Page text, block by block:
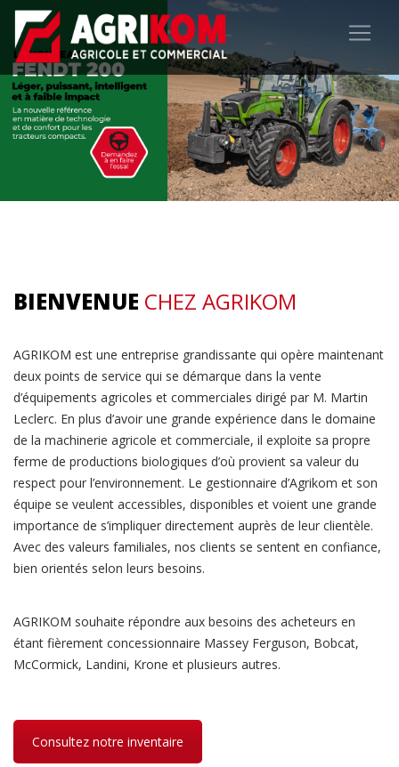
BIENVENUE CHEZ AGRIKOM
AGRIKOM est une entreprise grandissante qui opère maintenant
deux points de service qui se démarque dans la vente
d’équipements agricoles et commerciales dirigé par M. Martin
Leclerc. En plus d’avoir une grande expérience dans le domaine
de la machinerie agricole et commerciale, il exploite sa propre
ferme de productions biologiques d’où provient sa valeur du
respect pour l’environnement. Le gestionnaire d’Agrikom et son
équipe se veulent accessibles, disponibles et voient une grande
importance de s’impliquer directement auprès de leur clientèle.
Avec des valeurs familiales, nos clients se sentent en confiance,
bien orientés selon leurs besoins.
AGRIKOM souhaite répondre aux besoins des acheteurs en
étant fièrement concessionnaire Massey Ferguson, Bobcat,
McCormick, Landini, Krone et plusieurs autres.
Consultez notre inventaire